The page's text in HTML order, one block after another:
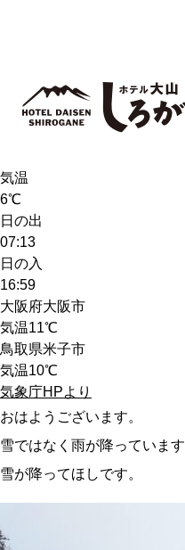
気温
6℃
日の出
07:13
日の入
16:59
大阪府大阪市
気温11℃
鳥取県米子市
気温10℃
気象庁HPより
おはようございます。
雪ではなく雨が降っています
雪が降ってほしです。